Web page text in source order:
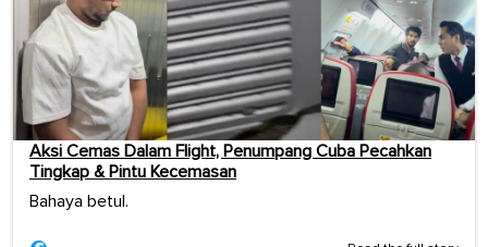
Aksi Cemas Dalam Flight, Penumpang Cuba Pecahkan
Tingkap & Pintu Kecemasan
Bahaya betul.